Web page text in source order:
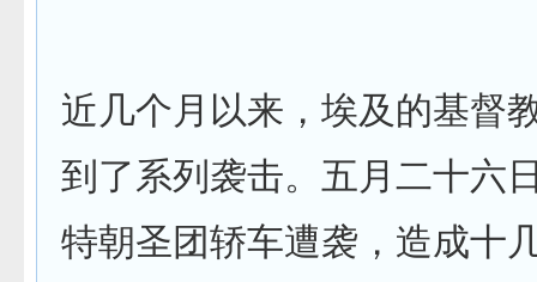
近几个月以来，埃及的基督
到了系列袭击。五月二十六
特朝圣团轿车遭袭，造成十